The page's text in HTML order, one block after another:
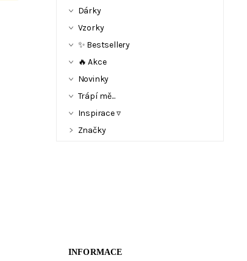
Dárky
Vzorky
✨ Bestsellery
🔥 Akce
Novinky
Trápí mě...
Inspirace ▿
Značky
INFORMACE